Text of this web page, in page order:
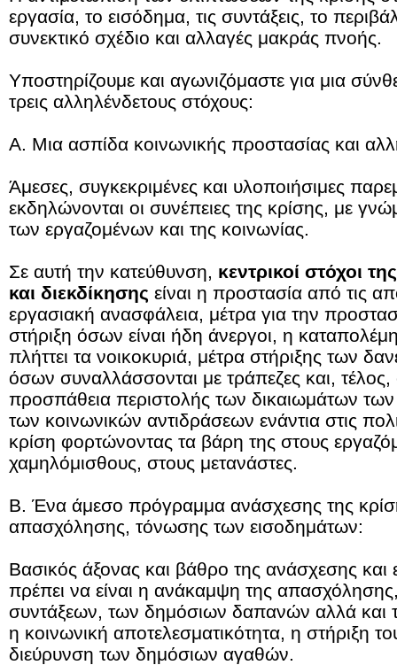
εργασία, το εισόδημα, τις συντάξεις, το
συνεκτικό σχέδιο και αλλαγές μακράς πνοής.
Υποστηρίζουμε και αγωνιζόμαστε για μια
τρεις αλληλένδετους στόχους:
Α. Μια ασπίδα κοινωνικής προστασίας και
Άμεσες, συγκεκριμένες και υλοποιήσιμες
εκδηλώνονται οι συνέπειες της κρίσης, με
των εργαζομένων και της κοινωνίας.
Σε αυτή την κατεύθυνση, κεντρικοί στόχοι
και διεκδίκησης είναι η προστασία από τις
εργασιακή ανασφάλεια, μέτρα για την
στήριξη όσων είναι ήδη άνεργοι, η
πλήττει τα νοικοκυριά, μέτρα στήριξης των
όσων συναλλάσσονται με τράπεζες και,
προσπάθεια περιστολής των δικαιωμάτων
των κοινωνικών αντιδράσεων ενάντια στις
κρίση φορτώνοντας τα βάρη της στους
χαμηλόμισθους, στους μετανάστες.
Β. Ένα άμεσο πρόγραμμα ανάσχεσης της
απασχόλησης, τόνωσης των εισοδημάτων:
Βασικός άξονας και βάθρο της ανάσχεσης και
πρέπει να είναι η ανάκαμψη της
συντάξεων, των δημόσιων δαπανών αλλά και
η κοινωνική αποτελεσματικότητα, η στήριξη
διεύρυνση των δημόσιων αγαθών.